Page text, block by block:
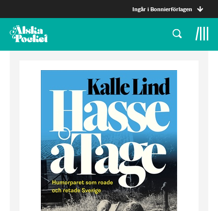
Ingår i Bonnierförlagen